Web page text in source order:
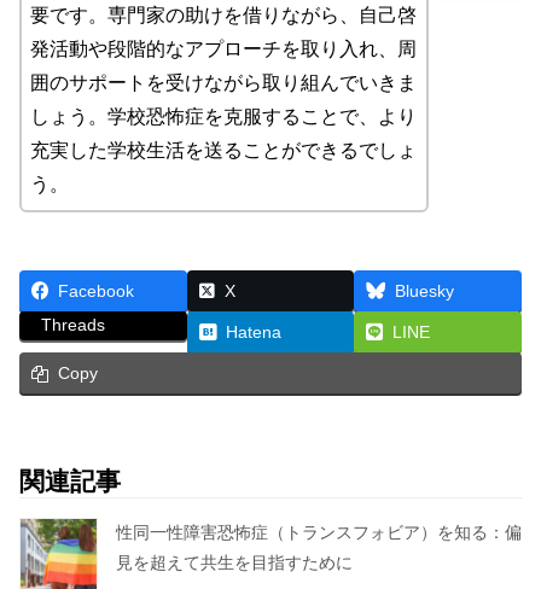
要です。専門家の助けを借りながら、自己啓
発活動や段階的なアプローチを取り入れ、周
囲のサポートを受けながら取り組んでいきま
しょう。学校恐怖症を克服することで、より
充実した学校生活を送ることができるでしょ
う。
Facebook X
Bluesky
Threads
Hatena LINE
Copy
関連記事
性同一性障害恐怖症（トランスフォビア）を知る：偏
見を超えて共生を目指すために